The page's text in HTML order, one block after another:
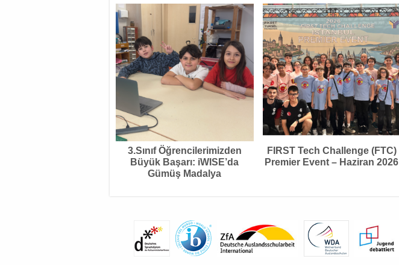
3.Sınıf Öğrencilerimizden
Büyük Başarı: iWISE’da
Gümüş Madalya
FIRST Tech Challenge (FTC)
Premier Event – Haziran 2026